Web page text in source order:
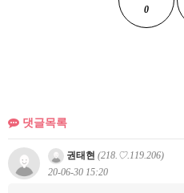
0
댓글목록
권태현 (218.♡.119.206)
20-06-30 15:20